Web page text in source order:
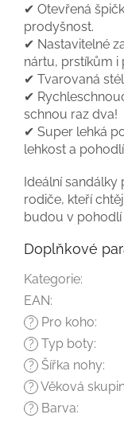
✔ Otevřená
prodyšnost.
✔ Nastavitelné
nártu, prstíkům i
✔ Tvarovaná
✔
schnou raz dva!
✔ Super lehká
lehkost a
Ideální sandálky
rodiče, kteří
budou v pohodlí
Doplňkové
Kategorie:
EAN:
? Pro koho:
? Typ boty:
? Šířka nohy:
? Věková
? Barva: